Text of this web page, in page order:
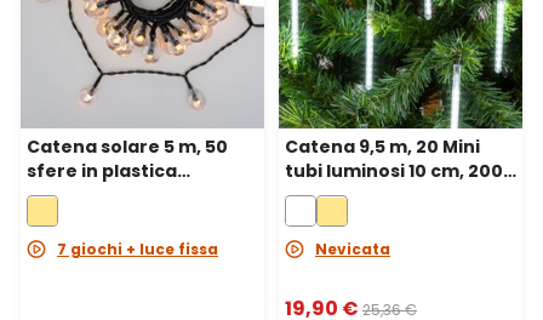
Catena solare 5 m, 50
sfere in plastica
trasparente Ø 20 mm,
led bianco caldo, cavo
nero7 giochi + luce fissa
Catena 9,5 m, 20 Mini
tubi luminosi 10 cm, 200
led bianco freddo, cavo
verde
Nevicata
19,90 € 25,36 €